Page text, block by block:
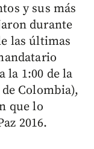
y sus más
durante
las últimas
la 1:00 de la
Colombia),
que lo
2016.